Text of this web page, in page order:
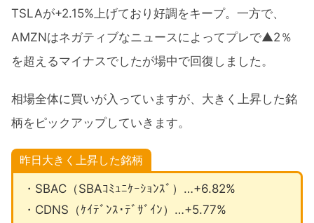
TSLAが+2.15%上げており好調をキープ。一方で、
AMZNはネガティブなニュースによってプレで▲2％
を超えるマイナスでしたが場中で回復しました。
相場全体に買いが入っていますが、大きく上昇した銘
柄をピックアップしていきます。
昨日大きく上昇した銘柄
・SBAC（SBAｺﾐｭﾆｹｰｼｮﾝｽﾞ）…+6.82%
・CDNS（ｹｲﾃﾞﾝｽ･ﾃﾞｻﾞｲﾝ）…+5.77%